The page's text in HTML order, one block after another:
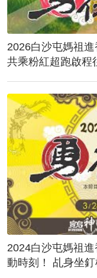
2026白沙屯媽祖
共乘粉紅超跑啟程
2024白沙屯媽祖
動時刻！ 乩身坐